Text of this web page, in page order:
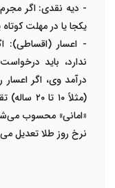
- دیه نقدی: اگر
یکجا یا در مهلت
- اعسار (اقساطی):
ندارد، باید درخواست
درآمد وی، اگر اعسار
(مثلاً ۱۰ تا ۲۰ ساله) تقسیم می‌کند. در این حالت، دیه به صورت
«امانی» محسوب
نرخ روز طلا تعدیل